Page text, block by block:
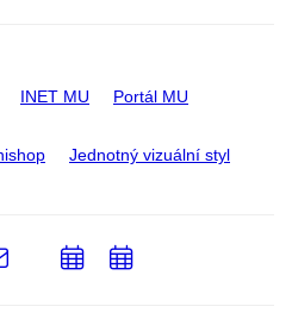
INET MU Portál MU
Jednotný vizuální styl
e-
PřidatPřidat